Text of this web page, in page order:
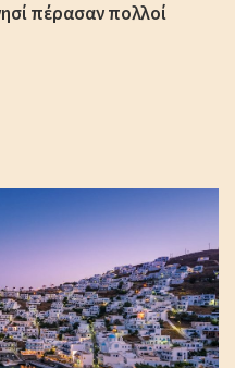
πέρασαν πολλοί